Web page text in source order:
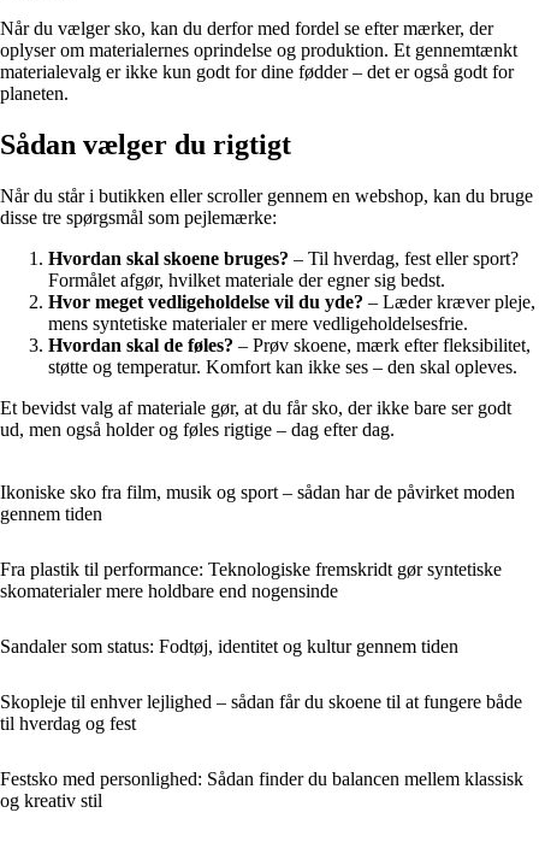
Når du vælger sko, kan du derfor med fordel se efter mærker, der
oplyser om materialernes oprindelse og produktion. Et gennemtænkt
materialevalg er ikke kun godt for dine fødder – det er også godt for
planeten.
Sådan vælger du rigtigt
Når du står i butikken eller scroller gennem en webshop, kan du bruge
disse tre spørgsmål som pejlemærke:
Hvordan skal skoene bruges? – Til hverdag, fest eller sport?
Formålet afgør, hvilket materiale der egner sig bedst.
Hvor meget vedligeholdelse vil du yde? – Læder kræver pleje,
mens syntetiske materialer er mere vedligeholdelsesfrie.
Hvordan skal de føles? – Prøv skoene, mærk efter fleksibilitet,
støtte og temperatur. Komfort kan ikke ses – den skal opleves.
Et bevidst valg af materiale gør, at du får sko, der ikke bare ser godt
ud, men også holder og føles rigtige – dag efter dag.
Ikoniske sko fra film, musik og sport – sådan har de påvirket moden
gennem tiden
Fra plastik til performance: Teknologiske fremskridt gør syntetiske
skomaterialer mere holdbare end nogensinde
Sandaler som status: Fodtøj, identitet og kultur gennem tiden
Skopleje til enhver lejlighed – sådan får du skoene til at fungere både
til hverdag og fest
Festsko med personlighed: Sådan finder du balancen mellem klassisk
og kreativ stil